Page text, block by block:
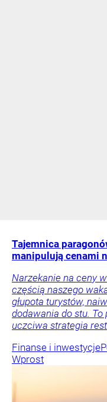
Tajemnica
manipulują cenami
Narzekanie na ceny
częścią naszego
głupota turystów,
dodawania do stu. To
uczciwa strategia
Finanse i inwestycje
Wprost